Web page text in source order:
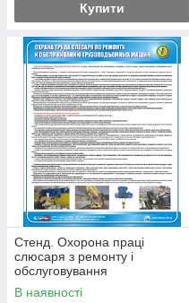
Купити
Стенд. Охорона праці
слюсаря з ремонту і
обслуговування
вантажопідіймальних машин.
(Рус.) 0,6х0,5. Пластик
В наявності